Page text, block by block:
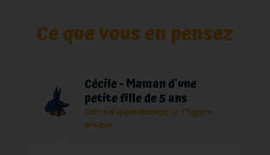
Ce que vous en pensez
Cécile - Maman d'une
petite fille de 5 ans
Coffre d'apprentissage sur l'Égypte
antique